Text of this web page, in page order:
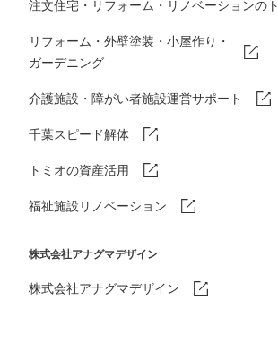
注文住宅・リフォーム・リノベーションの
リフォーム・外壁塗装・小屋作り・
ガーデニング
介護施設・障がい者施設運営サポート
千葉スピード解体
トミオの資産活用
福祉施設リノベーション
株式会社アナグマデザイン
株式会社アナグマデザイン